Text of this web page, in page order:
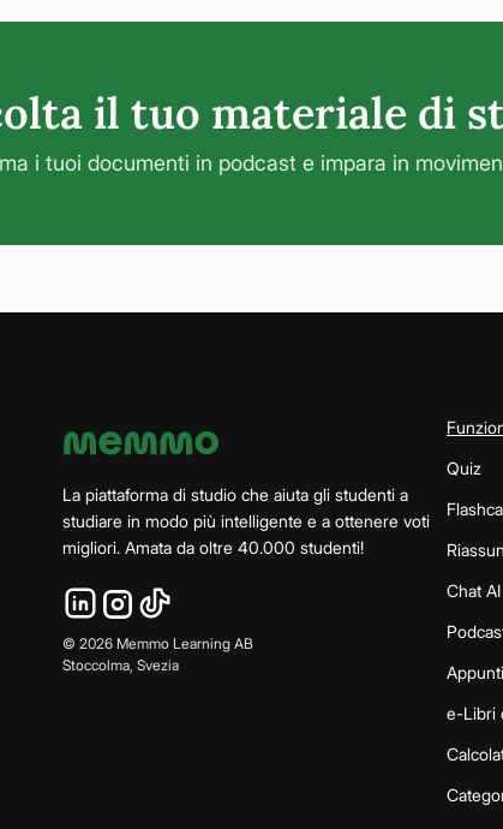
il tuo materiale di
i tuoi documenti in podcast e impara in
La piattaforma di studio che aiuta gli studenti a
studiare in modo più intelligente e a ottenere voti
migliori. Amata da oltre 40.000 studenti!
© 2026 Memmo Learning AB
Stoccolma, Svezia
Quiz
Chat AI
Appunti
e-Libri